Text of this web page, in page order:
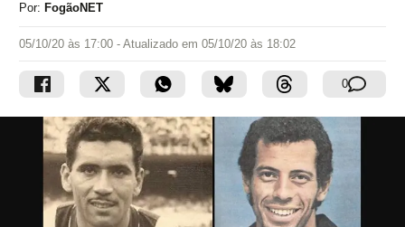
Por: FogãoNET
05/10/20 às 17:00 - Atualizado em 05/10/20 às 18:02
0